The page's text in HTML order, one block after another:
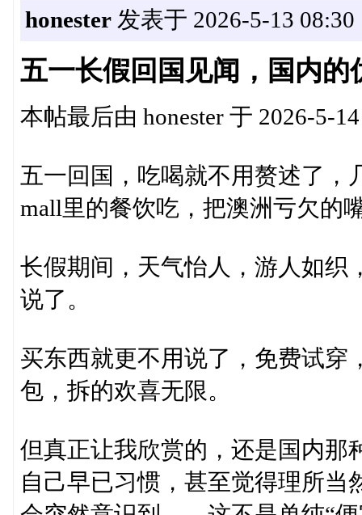
honester发表于 2026-5-13 08:30
五一长假回国见闻，国内的
本帖最后由 honester 于 2026-5-
五一回国，吃喝就不用赘述了，
mall里的餐饮吃，把澳洲亏欠的
长假期间，天气怡人，游人如织
说了。
买东西就更不用说了，免费试穿
包，拆的欢喜无限。
但真正让我欣赏的，还是国内那
自己早已习惯，甚至觉得理所